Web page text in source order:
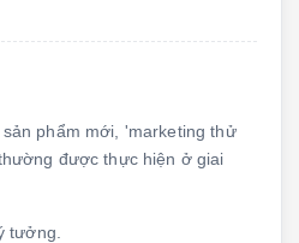
phẩm mới, 'marketing thử
được thực hiện ở giai
tưởng.